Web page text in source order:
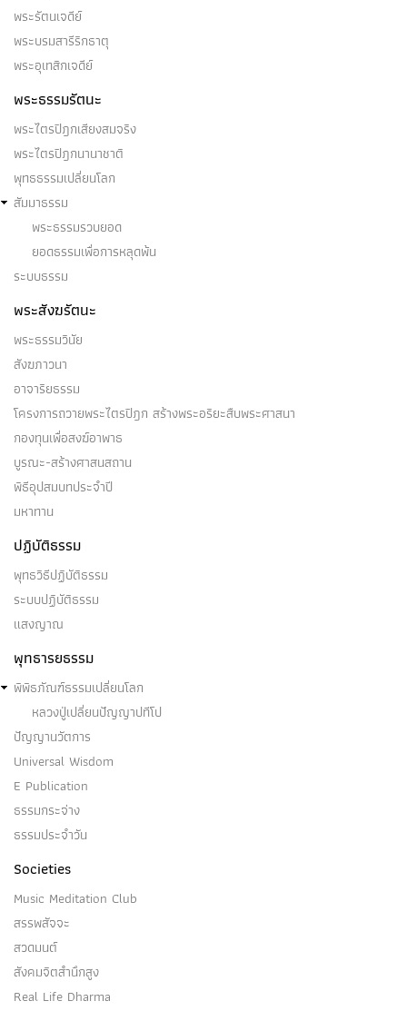
(๑) ทุกเขอนัตตสัญญา อันภิกษุเจริญแล้ว กระทำให้มาก
(๑) เทวดา ๓ จำพวก คำว่า เทวดา ได้แก่เทวดา ๓
(๑) ทิฏฐิโยคะ เป็น ๑ ในโยคะ ๔ ประการ คือ - กาม
โทสกิญจนะ - เครื่องกังวลคือโทสะ อ้างอิง:สังคีติสูตร…
พระรัตนเจดีย์
พระบรมสารีริกธาตุ
พระอุเทสิกเจดีย์
พระธรรมรัตนะ
พระไตรปิฎกเสียงสมจริง
พระไตรปิฎกนานาชาติ
พุทธธรรมเปลี่ยนโลก
สัมมาธรรม
พระธรรมรวบยอด
ยอดธรรมเพื่อการหลุดพ้น
ระบบธรรม
พระสังฆรัตนะ
พระธรรมวินัย
สังฆภาวนา
อาจาริยธรรม
โครงการถวายพระไตรปิฎก สร้างพระอริยะสืบพระศาสนา
กองทุนเพื่อสงฆ์อาพาธ
บูรณะ-สร้างศาสนสถาน
พิธีอุปสมบทประจำปี
มหาทาน
ปฏิบัติธรรม
พุทธวิธีปฏิบัติธรรม
ระบบปฏิบัติธรรม
แสงญาณ
พุทธารยธรรม
พิพิธภัณฑ์ธรรมเปลี่ยนโลก
หลวงปู่เปลี่ยนปัญญาปทีโป
ปัญญานวัตการ
Universal Wisdom
E Publication
ธรรมกระจ่าง
ธรรมประจำวัน
Societies
Music Meditation Club
สรรพสัจจะ
สวดมนต์
สังคมจิตสำนึกสูง
Real Life Dharma